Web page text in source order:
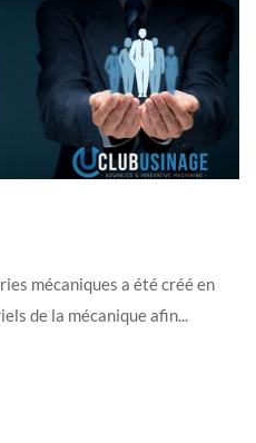
mécaniques a été créé en
de la mécanique afin...